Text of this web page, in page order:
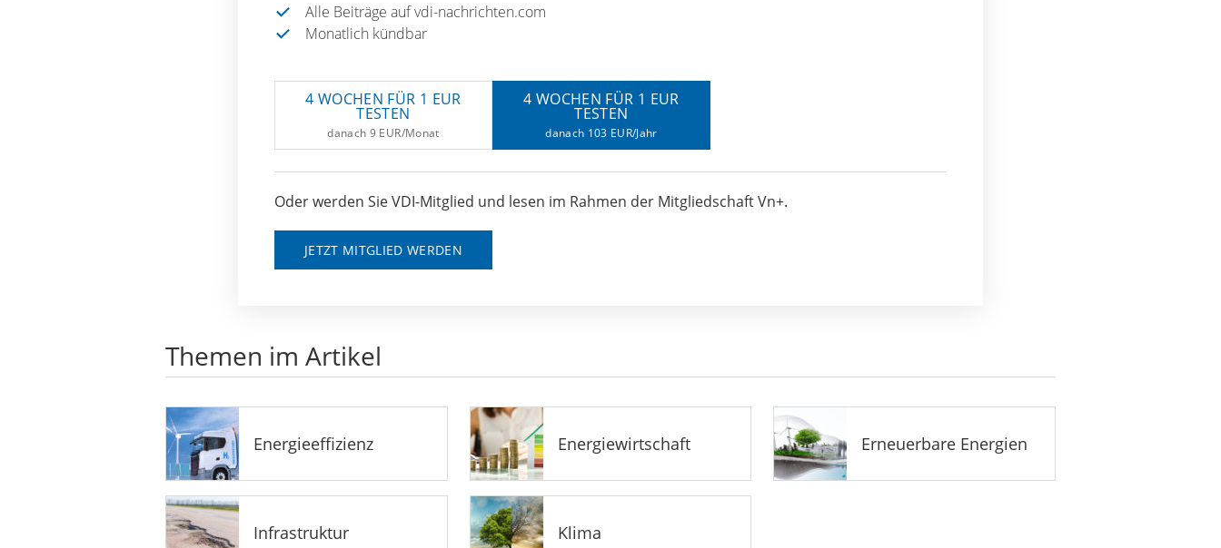
Alle Beiträge auf vdi-nachrichten.com
Monatlich kündbar
4 WOCHEN FÜR 1 EUR
TESTEN
danach 9 EUR/Monat
4 WOCHEN FÜR 1 EUR
TESTEN
danach 103 EUR/Jahr
Oder werden Sie VDI-Mitglied und lesen im Rahmen der Mitgliedschaft Vn+.
JETZT MITGLIED WERDEN
Themen im Artikel
Energieeffizienz Energiewirtschaft Erneuerbare Energien
Infrastruktur Klima